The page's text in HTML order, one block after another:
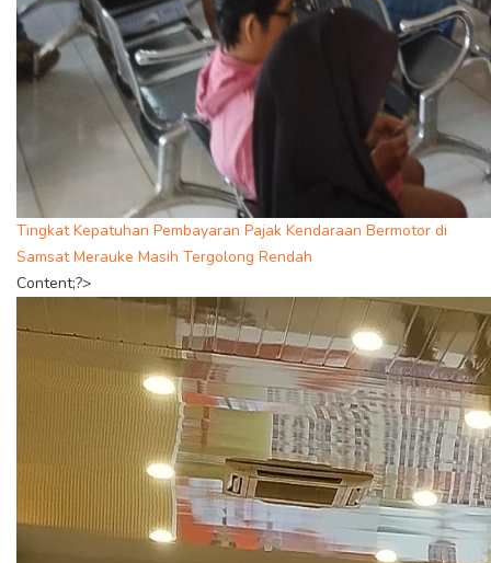
Tingkat Kepatuhan Pembayaran Pajak Kendaraan Bermotor di
Samsat Merauke Masih Tergolong Rendah
Content;?>